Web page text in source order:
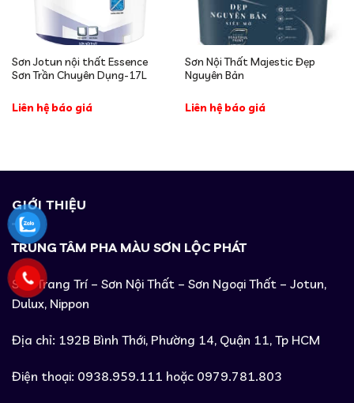
Sơn Jotun nội thất Essence
Sơn Trần Chuyên Dụng-17L
Liên hệ báo giá
Sơn Nội Thất Majestic Đẹp
Nguyên Bản
Liên hệ báo giá
GIỚI THIỆU
TRUNG TÂM PHA MÀU SƠN LỘC PHÁT
Sơn Trang Trí – Sơn Nội Thất – Sơn Ngoại Thất – Jotun,
Dulux, Nippon
Địa chỉ: 192B Bình Thới, Phường 14, Quận 11, Tp HCM
Điện thoại: 0938.959.111 hoặc 0979.781.803